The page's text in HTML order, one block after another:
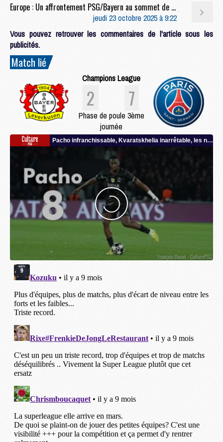
Europe : Un affrontement PSG/Bayern au sommet de la Champions League
jeudi 23 octobre 2025 à 9:22
Vous pouvez retrouver les commentaires de l'article sous les
publicités.
Match lié
Champions League
2 7
Phase de poule 3ème
journée